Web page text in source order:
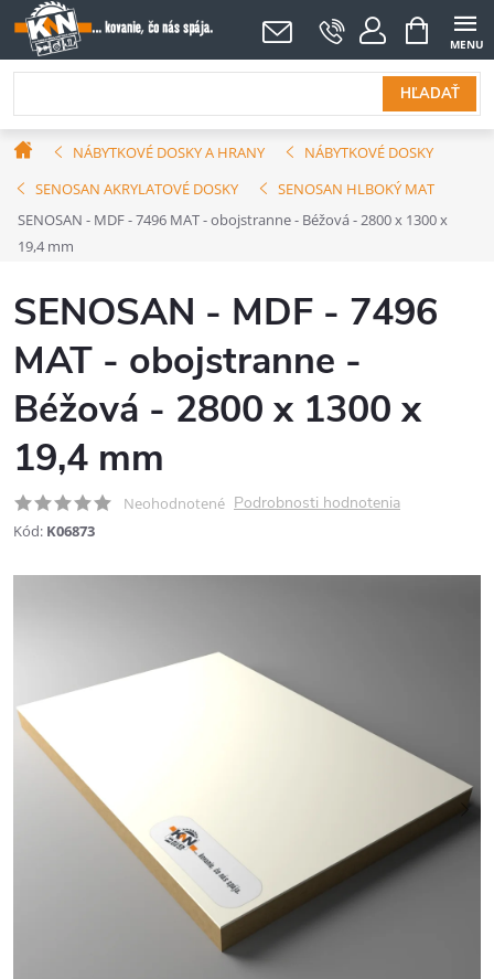
Prejsť
na
obsah
HĽADAŤ
NÁKUPNÝ
KOŠÍK
DomovNÁBYTKOVÉ DOSKY A HRANY
NÁBYTKOVÉ DOSKY
SENOSAN AKRYLATOVÉ DOSKY
SENOSAN HLBOKÝ MAT
SENOSAN - MDF - 7496 MAT - obojstranne - Béžová - 2800 x 1300 x
19,4 mm
SENOSAN - MDF - 7496
MAT - obojstranne -
Béžová - 2800 x 1300 x
19,4 mm
Neohodnotené Podrobnosti hodnotenia
Kód: K06873